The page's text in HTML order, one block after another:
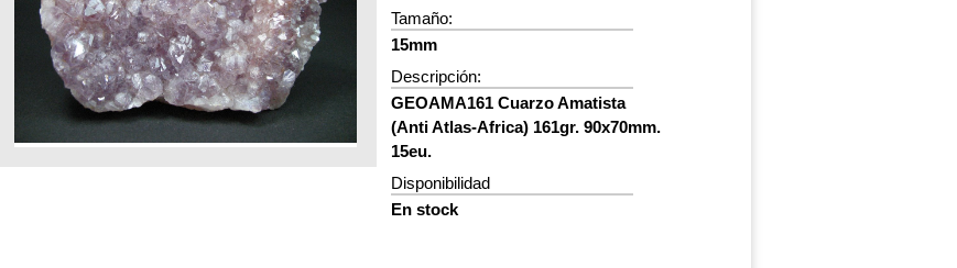
Tamaño:
15mm
Descripción:
GEOAMA161 Cuarzo Amatista
(Anti Atlas-Africa) 161gr. 90x70mm.
15eu.
Disponibilidad
En stock